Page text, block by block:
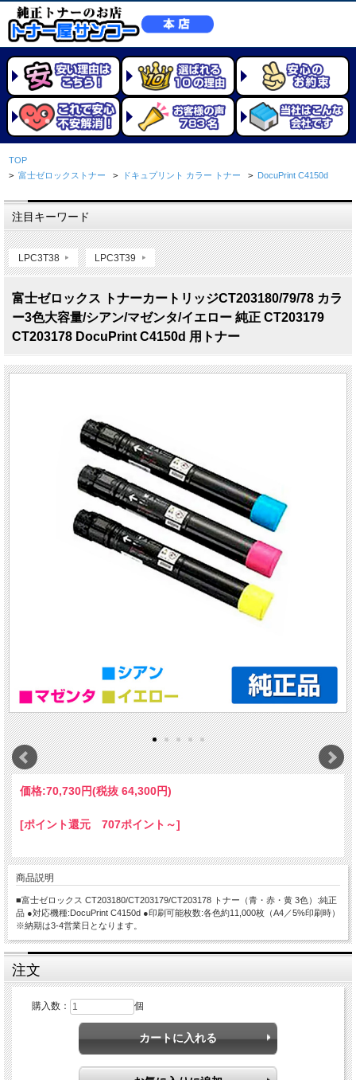
TOP
> 富士ゼロックストナー > ドキュプリント カラー トナー > DocuPrint C4150d
注目キーワード
LPC3T38 LPC3T39
富士ゼロックス トナーカートリッジCT203180/79/78 カラ
ー3色大容量/シアン/マゼンタ/イエロー 純正 CT203179
CT203178 DocuPrint C4150d 用トナー
価格:70,730円(税抜 64,300円)
[ポイント還元 707ポイント～]
商品説明
■富士ゼロックス CT203180/CT203179/CT203178 トナー（青・赤・黄 3色）:純正
品 ●対応機種:DocuPrint C4150d ●印刷可能枚数:各色約11,000枚（A4／5%印刷時）
※納期は3-4営業日となります。
注文
購入数： 個